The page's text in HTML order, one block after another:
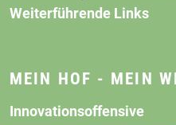
Weiterführende Links
MEIN HOF - MEIN
Innovationsoffensive